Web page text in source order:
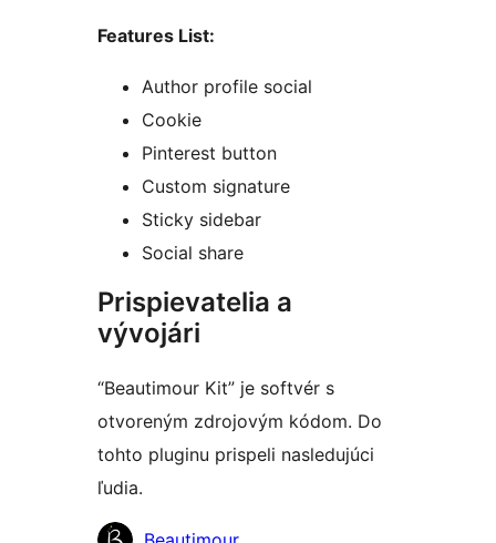
Features List:
Author profile social
Cookie
Pinterest button
Custom signature
Sticky sidebar
Social share
Prispievatelia a
vývojári
“Beautimour Kit” je softvér s
otvoreným zdrojovým kódom. Do
tohto pluginu prispeli nasledujúci
ľudia.
Prispievatelia